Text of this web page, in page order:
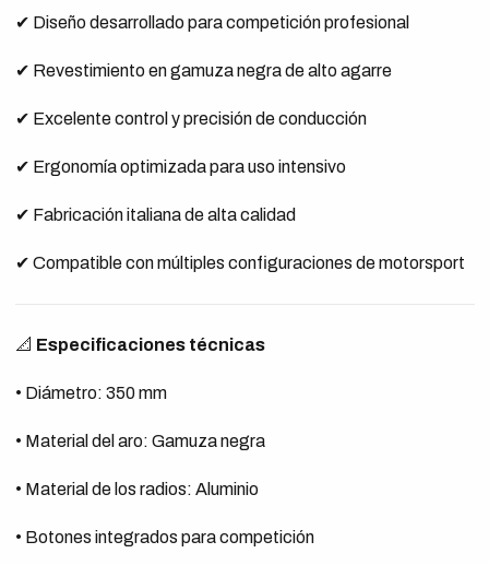
✔ Diseño desarrollado para competición profesional
✔ Revestimiento en gamuza negra de alto agarre
✔ Excelente control y precisión de conducción
✔ Ergonomía optimizada para uso intensivo
✔ Fabricación italiana de alta calidad
✔ Compatible con múltiples configuraciones de motorsport
📐 Especificaciones técnicas
• Diámetro: 350 mm
• Material del aro: Gamuza negra
• Material de los radios: Aluminio
• Botones integrados para competición